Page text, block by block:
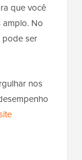
que você
amplo. No
pode ser
nos